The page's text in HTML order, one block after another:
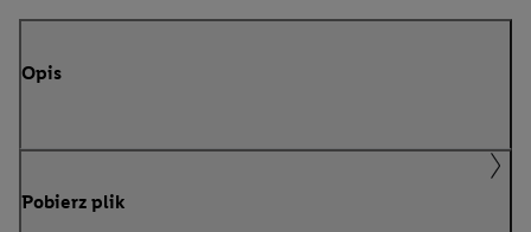
Opis
Pobierz plik